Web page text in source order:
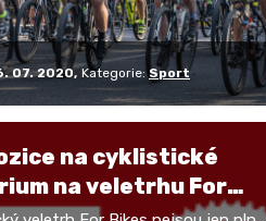
07. 2020 Kategorie: Sport
na cyklistické
na veletrhu For